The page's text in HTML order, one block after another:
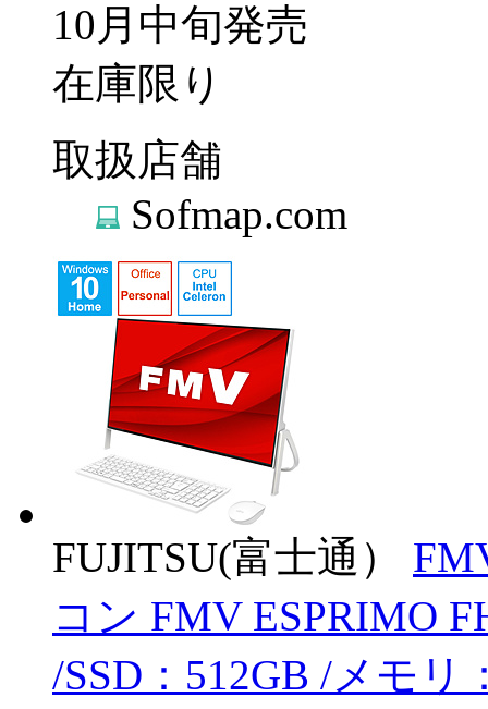
10月中旬発売
在庫限り
取扱店舗
Sofmap.com
FUJITSU(富士通）
コン FMV ESPRIMO
/SSD：512GB /メモリ